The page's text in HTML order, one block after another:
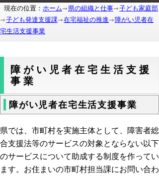
現在の位置： ホーム 県の組織と仕事
子ども家庭部
子ども発達支援課
在宅福祉の推進
障がい児者在
宅生活支援事業
障がい児者在宅生活支援
事業
障がい児者在宅生活支援事業
県では、市町村を実施主体として、障害者総
合支援法等のサービスの対象とならない以下
のサービスについて助成する制度を作ってい
ます。お住まいの市町村担当課にお問い合わ